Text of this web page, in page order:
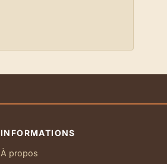
INFORMATIONS
À propos